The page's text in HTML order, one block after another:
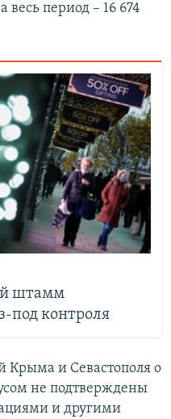
период – 16 674
штамм
под контроля
Крыма и Севастополя о
не подтверждены
и другими